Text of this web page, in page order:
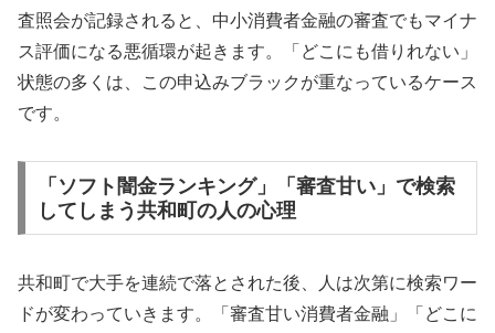
査照会が記録されると、中小消費者金融の審査でもマイナ
ス評価になる悪循環が起きます。「どこにも借りれない」
状態の多くは、この申込みブラックが重なっているケース
です。
「ソフト闇金ランキング」「審査甘い」で検索
してしまう共和町の人の心理
共和町で大手を連続で落とされた後、人は次第に検索ワー
ドが変わっていきます。「審査甘い消費者金融」「どこに